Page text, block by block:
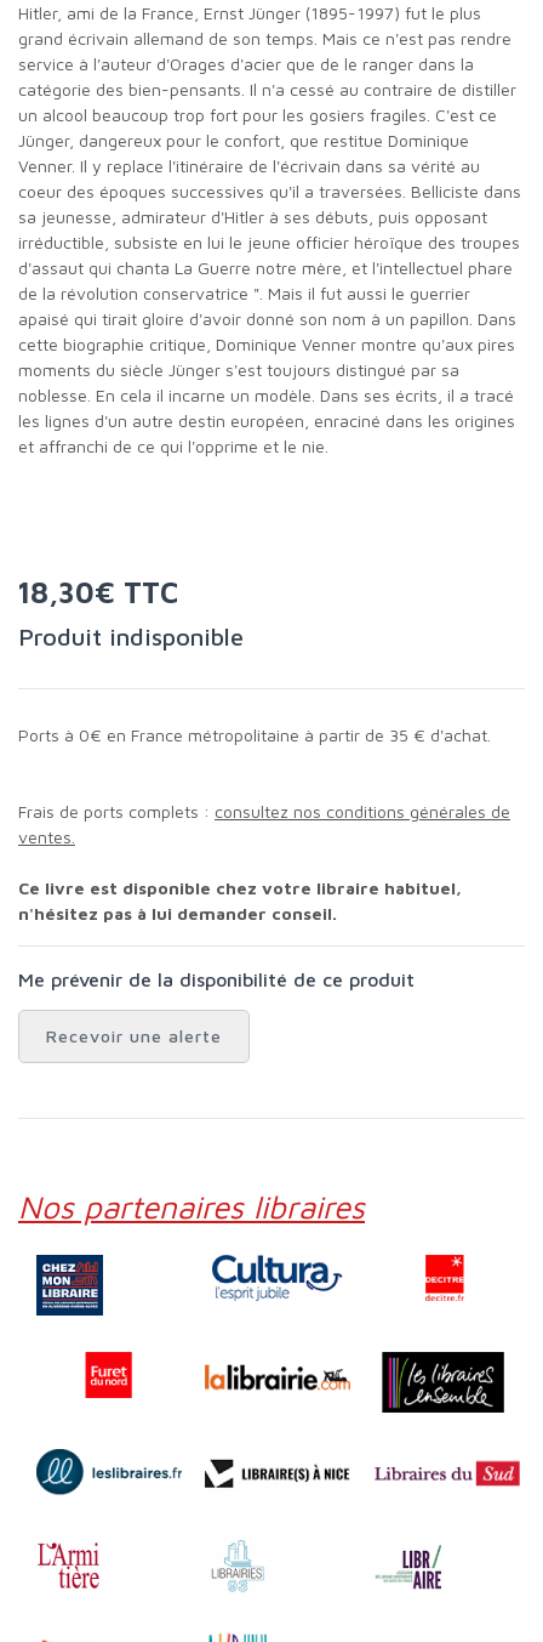
Hitler, ami de la France, Ernst Jünger (1895-1997) fut le plus
grand écrivain allemand de son temps. Mais ce n'est pas rendre
service à l'auteur d'Orages d'acier que de le ranger dans la
catégorie des bien-pensants. Il n'a cessé au contraire de distiller
un alcool beaucoup trop fort pour les gosiers fragiles. C'est ce
Jünger, dangereux pour le confort, que restitue Dominique
Venner. Il y replace l'itinéraire de l'écrivain dans sa vérité au
coeur des époques successives qu'il a traversées. Belliciste dans
sa jeunesse, admirateur d'Hitler à ses débuts, puis opposant
irréductible, subsiste en lui le jeune officier héroïque des troupes
d'assaut qui chanta La Guerre notre mère, et l'intellectuel phare
de la révolution conservatrice ". Mais il fut aussi le guerrier
apaisé qui tirait gloire d'avoir donné son nom à un papillon. Dans
cette biographie critique, Dominique Venner montre qu'aux pires
moments du siècle Jünger s'est toujours distingué par sa
noblesse. En cela il incarne un modèle. Dans ses écrits, il a tracé
les lignes d'un autre destin européen, enraciné dans les origines
et affranchi de ce qui l'opprime et le nie.
18,30€ TTC
Produit indisponible
Ports à 0€ en France métropolitaine à partir de 35 € d'achat.
Frais de ports complets : consultez nos conditions générales de
ventes.
Ce livre est disponible chez votre libraire habituel,
n'hésitez pas à lui demander conseil.
Me prévenir de la disponibilité de ce produit
Recevoir une alerte
Nos partenaires libraires